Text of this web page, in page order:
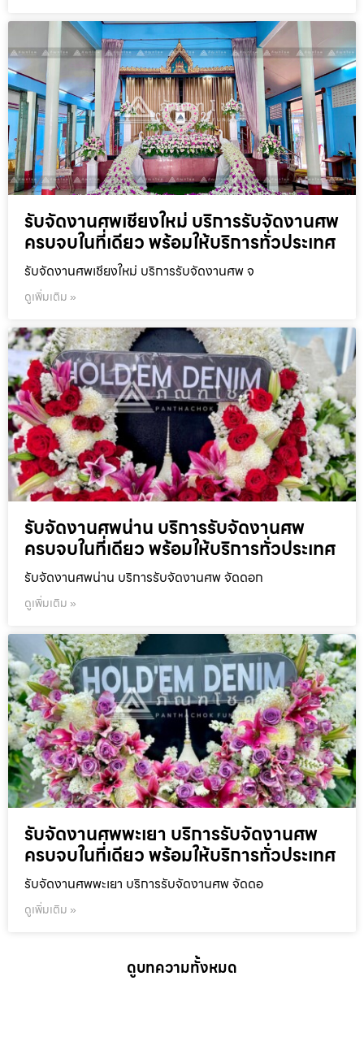
รับจัดงานศพเชียงใหม่ บริการรับจัดงานศพ
ครบจบในที่เดียว พร้อมให้บริการทั่วประเทศ
รับจัดงานศพเชียงใหม่ บริการรับจัดงานศพ จ
ดูเพิ่มเติม »
รับจัดงานศพน่าน บริการรับจัดงานศพ
ครบจบในที่เดียว พร้อมให้บริการทั่วประเทศ
รับจัดงานศพน่าน บริการรับจัดงานศพ จัดดอก
ดูเพิ่มเติม »
รับจัดงานศพพะเยา บริการรับจัดงานศพ
ครบจบในที่เดียว พร้อมให้บริการทั่วประเทศ
รับจัดงานศพพะเยา บริการรับจัดงานศพ จัดดอ
ดูเพิ่มเติม »
ดูบทความทั้งหมด